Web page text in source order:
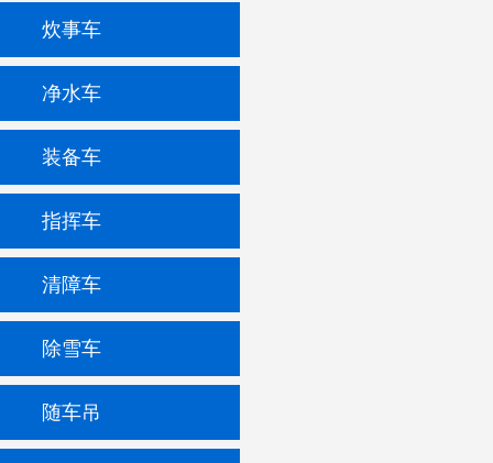
炊事车
净水车
装备车
指挥车
清障车
除雪车
随车吊